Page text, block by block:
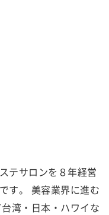
テサロンを８年経営
す。 美容業界に進む
湾・日本・ハワイな